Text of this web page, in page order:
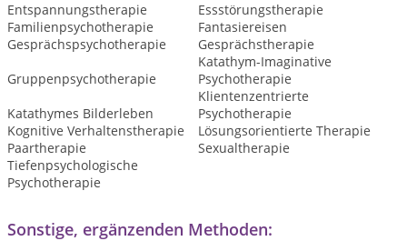
Entspannungstherapie
Essstörungstherapie
Familienpsychotherapie
Fantasiereisen
Gesprächspsychotherapie
Gesprächstherapie
Gruppenpsychotherapie
Katathym-Imaginative
Psychotherapie
Katathymes Bilderleben
Klientenzentrierte
Psychotherapie
Kognitive Verhaltenstherapie
Lösungsorientierte Therapie
Paartherapie
Sexualtherapie
Tiefenpsychologische
Psychotherapie
Sonstige, ergänzenden Methoden: